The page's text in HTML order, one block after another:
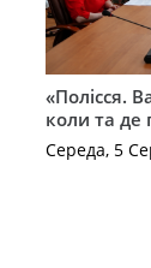
«Полісся.
коли та де
Середа, 5